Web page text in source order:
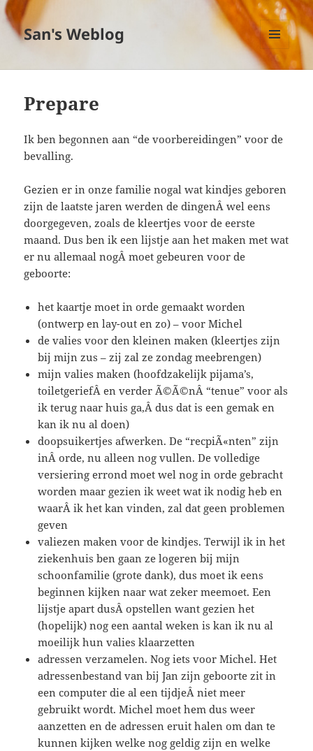
San's Weblog
MENU
EN
Prepare
Ik ben begonnen aan “de voorbereidingen” voor de
bevalling.
Gezien er in onze familie nogal wat kindjes geboren
zijn de laatste jaren werden de dingenÂ wel eens
doorgegeven, zoals de kleertjes voor de eerste
maand. Dus ben ik een lijstje aan het maken met wat
er nu allemaal nogÂ moet gebeuren voor de
geboorte:
het kaartje moet in orde gemaakt worden
(ontwerp en lay-out en zo) – voor Michel
de valies voor den kleinen maken (kleertjes zijn
bij mijn zus – zij zal ze zondag meebrengen)
mijn valies maken (hoofdzakelijk pijama’s,
toiletgeriefÂ en verder Ã©Ã©nÂ “tenue” voor als
ik terug naar huis ga,Â dus dat is een gemak en
kan ik nu al doen)
doopsuikertjes afwerken. De “recpiÃ«nten” zijn
inÂ orde, nu alleen nog vullen. De volledige
versiering errond moet wel nog in orde gebracht
worden maar gezien ik weet wat ik nodig heb en
waarÂ ik het kan vinden, zal dat geen problemen
geven
valiezen maken voor de kindjes. Terwijl ik in het
ziekenhuis ben gaan ze logeren bij mijn
schoonfamilie (grote dank), dus moet ik eens
beginnen kijken naar wat zeker meemoet. Een
lijstje apart dusÂ opstellen want gezien het
(hopelijk) nog een aantal weken is kan ik nu al
moeilijk hun valies klaarzetten
adressen verzamelen. Nog iets voor Michel. Het
adressenbestand van bij Jan zijn geboorte zit in
een computer die al een tijdjeÂ niet meer
gebruikt wordt. Michel moet hem dus weer
aanzetten en de adressen eruit halen om dan te
kunnen kijken welke nog geldig zijn en welke